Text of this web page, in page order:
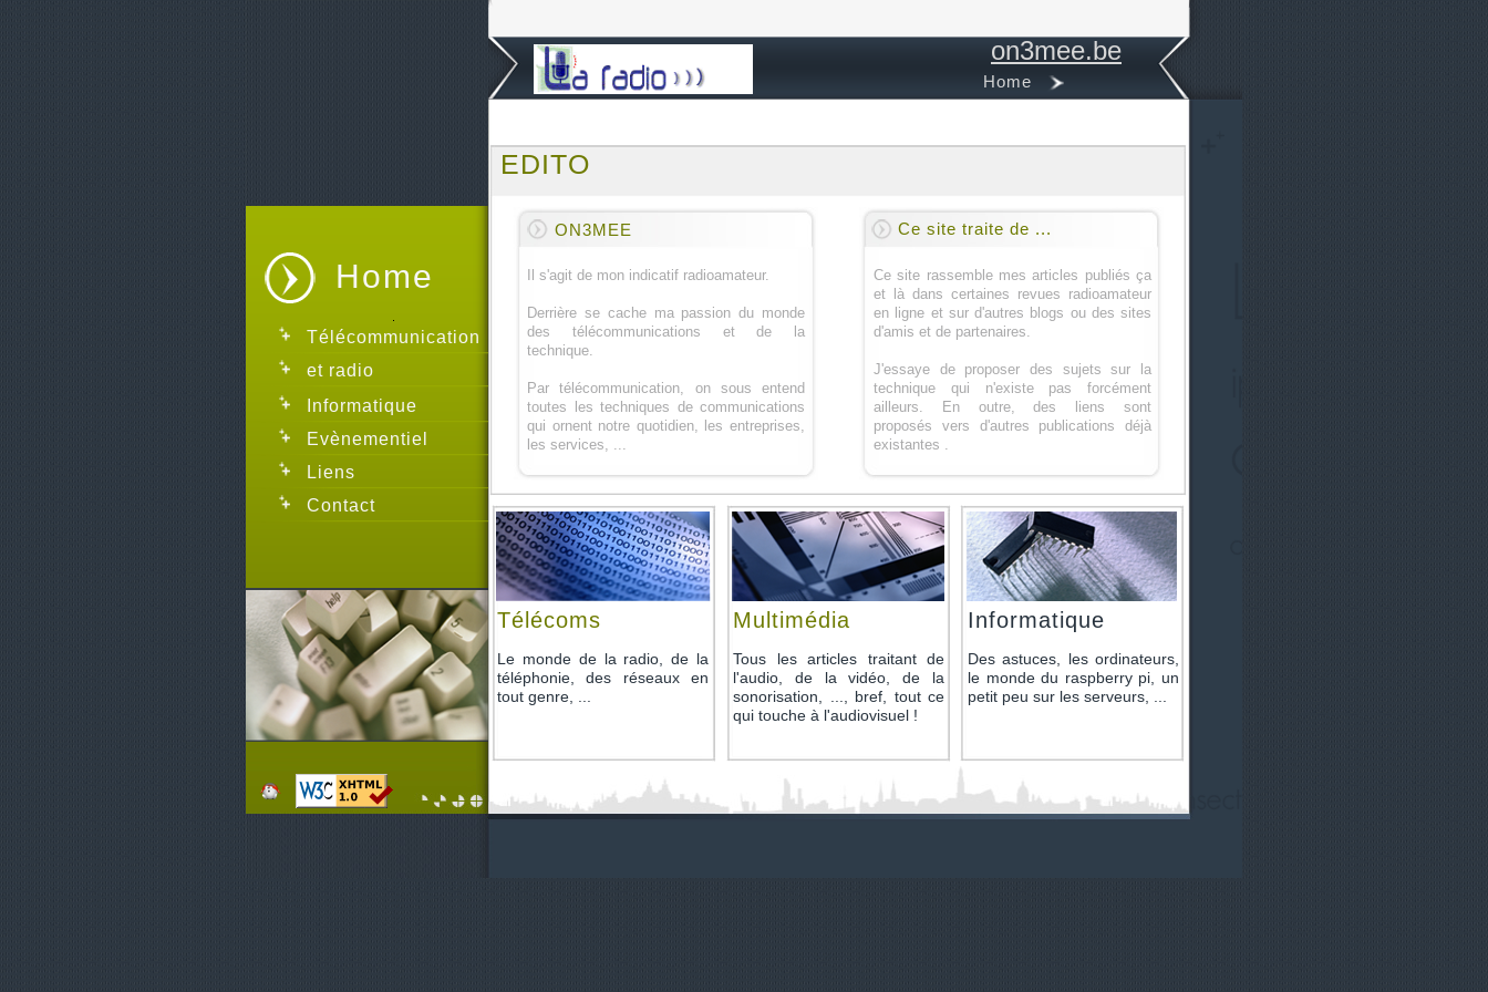
on3mee.be
Home
EDITO
Ce site traite de ...
ON3MEE
Home Il s'agit de mon indicatif radioamateur.
Derrière se cache ma passion du monde
des télécommunications et de la
technique.
Par télécommunication, on sous entend
toutes les techniques de communications
qui ornent notre quotidien, les entreprises,
les services, ...
Ce site rassemble mes articles publiés ça
et là dans certaines revues radioamateur
en ligne et sur d'autres blogs ou des sites
d'amis et de partenaires.
J'essaye de proposer des sujets sur la
technique qui n'existe pas forcément
ailleurs. En outre, des liens sont
proposés vers d'autres publications déjà
existantes .
Télécommunication
et radio
Informatique
Evènementiel
Liens
Contact
Télécoms Multimédia Informatique
Le monde de la radio, de la
téléphonie, des réseaux en
tout genre, ...
Tous les articles traitant de
l'audio, de la vidéo, de la
sonorisation, ..., bref, tout ce
qui touche à l'audiovisuel !
Des astuces, les ordinateurs,
le monde du raspberry pi, un
petit peu sur les serveurs, ...